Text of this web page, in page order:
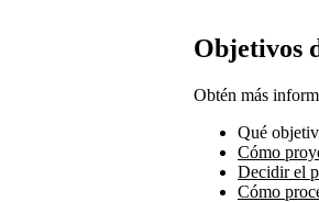
Objetivos
Obtén más
Qué
Cómo
Decidir el
Cómo